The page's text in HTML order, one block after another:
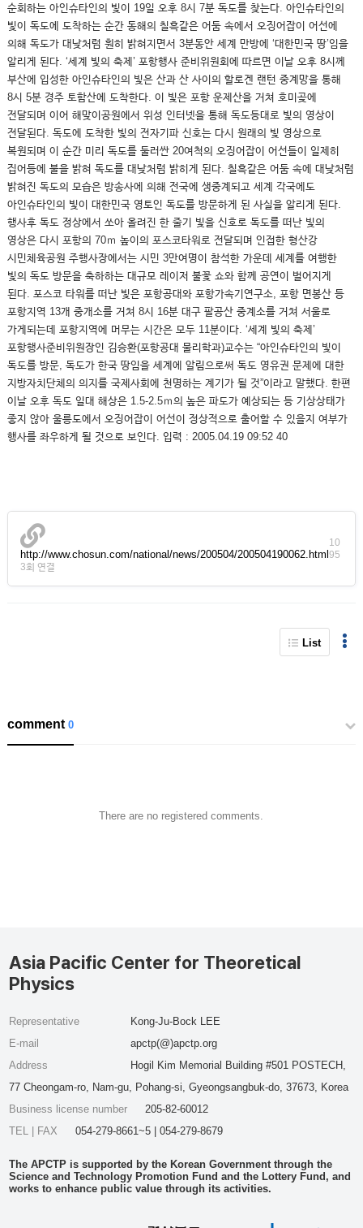
순회하는 아인슈타인의 빛이 19일 오후 8시 7분 독도를 찾는다. 아인슈타인의
빛이 독도에 도착하는 순간 동해의 칠흑같은 어둠 속에서 오징어잡이 어선에
의해 독도가 대낮처럼 훤히 밝혀지면서 3분동안 세계 만방에 ‘대한민국 땅’임을
알리게 된다. ‘세계 빛의 축제’ 포항행사 준비위원회에 따르면 이날 오후 8시께
부산에 입성한 아인슈타인의 빛은 산과 산 사이의 할로겐 랜턴 중계망을 통해
8시 5분 경주 토함산에 도착한다. 이 빛은 포항 운제산을 거쳐 호미곶에
전달되며 이어 해맞이공원에서 위성 인터넷을 통해 독도등대로 빛의 영상이
전달된다. 독도에 도착한 빛의 전자기파 신호는 다시 원래의 빛 영상으로
복원되며 이 순간 미리 독도를 둘러싼 20여척의 오징어잡이 어선들이 일제히
집어등에 불을 밝혀 독도를 대낮처럼 밝히게 된다. 칠흑같은 어둠 속에 대낮처럼
밝혀진 독도의 모습은 방송사에 의해 전국에 생중계되고 세계 각국에도
아인슈타인의 빛이 대한민국 영토인 독도를 방문하게 된 사실을 알리게 된다.
행사후 독도 정상에서 쏘아 올려진 한 줄기 빛을 신호로 독도를 떠난 빛의
영상은 다시 포항의 70ｍ 높이의 포스코타워로 전달되며 인접한 형산강
시민체육공원 주행사장에서는 시민 3만여명이 참석한 가운데 세계를 여행한
빛의 독도 방문을 축하하는 대규모 레이저 불꽃 쇼와 함께 공연이 벌어지게
된다. 포스코 타워를 떠난 빛은 포항공대와 포항가속기연구소, 포항 면봉산 등
포항지역 13개 중개소를 거쳐 8시 16분 대구 팔공산 중계소를 거쳐 서울로
가게되는데 포항지역에 머무는 시간은 모두 11분이다. ‘세계 빛의 축제’
포항행사준비위원장인 김승환(포항공대 물리학과)교수는 “아인슈타인의 빛이
독도를 방문, 독도가 한국 땅임을 세계에 알림으로써 독도 영유권 문제에 대한
지방자치단체의 의지를 국제사회에 천명하는 계기가 될 것”이라고 말했다. 한편
이날 오후 독도 일대 해상은 1.5-2.5ｍ의 높은 파도가 예상되는 등 기상상태가
좋지 않아 울릉도에서 오징어잡이 어선이 정상적으로 출어할 수 있을지 여부가
행사를 좌우하게 될 것으로 보인다. 입력 : 2005.04.19 09:52 40
http://www.chosun.com/national/news/200504/200504190062.html
10
95
3회 연결
List
comment0
There are no registered comments.
Asia Pacific Center for Theoretical
Physics
Representative
Kong-Ju-Bock LEE
E-mail
apctp(@)apctp.org
Address
Hogil Kim Memorial Building #501 POSTECH,
77 Cheongam-ro, Nam-gu, Pohang-si, Gyeongsangbuk-do, 37673, Korea
Business license number
205-82-60012
TEL | FAX
054-279-8661~5 | 054-279-8679
The APCTP is supported by the Korean Government through the
Science and Technology Promotion Fund and the Lottery Fund, and
works to enhance public value through its activities.